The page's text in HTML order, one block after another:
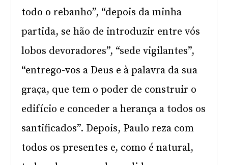
todo o rebanho”, “depois da minha
partida, se hão de introduzir entre vós
lobos devoradores”, “sede vigilantes”,
“entrego-vos a Deus e à palavra da sua
graça, que tem o poder de construir o
edifício e conceder a herança a todos os
santificados”. Depois, Paulo reza com
todos os presentes e, como é natural,